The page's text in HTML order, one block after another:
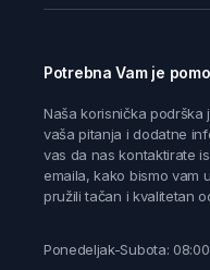
Potrebna Vam je
Naša korisnička podrška
vaša pitanja i dodatne
vas da nas kontaktirate
emaila, kako bismo vam
pružili tačan i kvalitetan
Ponedeljak-Subota: